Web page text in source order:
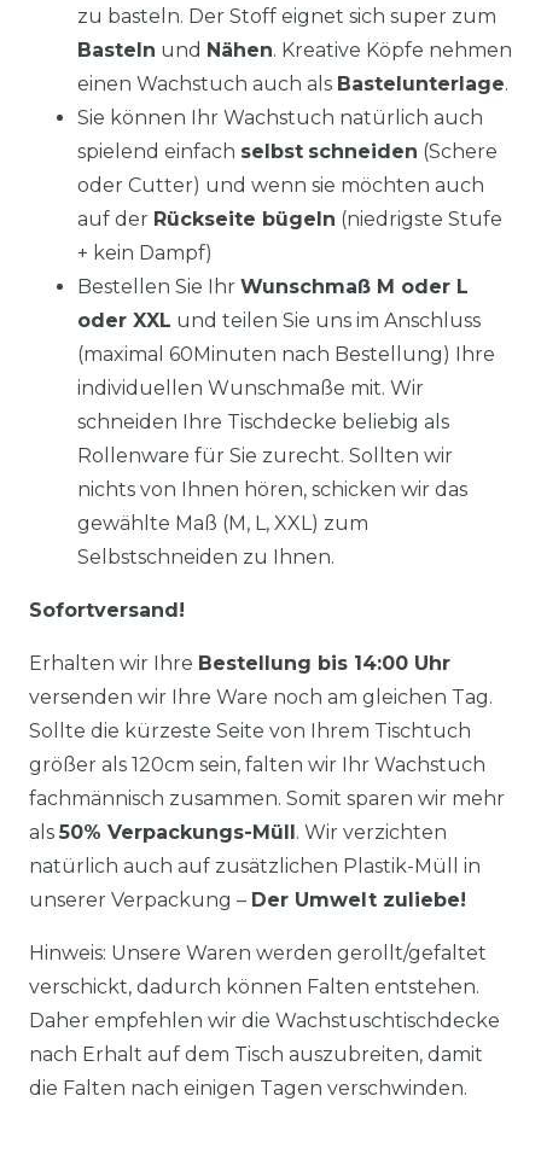
zu basteln. Der Stoff eignet sich super zum
Basteln und Nähen. Kreative Köpfe nehmen
einen Wachstuch auch als Bastelunterlage.
Sie können Ihr Wachstuch natürlich auch
spielend einfach selbst schneiden (Schere
oder Cutter) und wenn sie möchten auch
auf der Rückseite bügeln (niedrigste Stufe
+ kein Dampf)
Bestellen Sie Ihr Wunschmaß M oder L
oder XXL und teilen Sie uns im Anschluss
(maximal 60Minuten nach Bestellung) Ihre
individuellen Wunschmaße mit. Wir
schneiden Ihre Tischdecke beliebig als
Rollenware für Sie zurecht. Sollten wir
nichts von Ihnen hören, schicken wir das
gewählte Maß (M, L, XXL) zum
Selbstschneiden zu Ihnen.
Sofortversand!
Erhalten wir Ihre Bestellung bis 14:00 Uhr
versenden wir Ihre Ware noch am gleichen Tag.
Sollte die kürzeste Seite von Ihrem Tischtuch
größer als 120cm sein, falten wir Ihr Wachstuch
fachmännisch zusammen. Somit sparen wir mehr
als 50% Verpackungs-Müll. Wir verzichten
natürlich auch auf zusätzlichen Plastik-Müll in
unserer Verpackung – Der Umwelt zuliebe!
Hinweis: Unsere Waren werden gerollt/gefaltet
verschickt, dadurch können Falten entstehen.
Daher empfehlen wir die Wachstuschtischdecke
nach Erhalt auf dem Tisch auszubreiten, damit
die Falten nach einigen Tagen verschwinden.